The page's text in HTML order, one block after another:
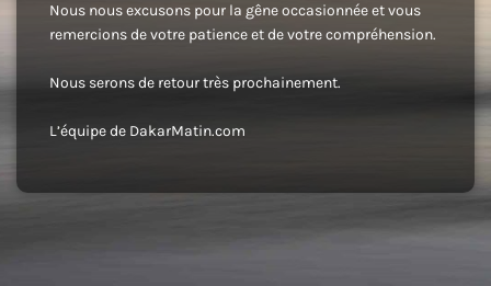
Nous nous excusons pour la gêne occasionnée et vous
remercions de votre patience et de votre compréhension.
Nous serons de retour très prochainement.
L’équipe de DakarMatin.com